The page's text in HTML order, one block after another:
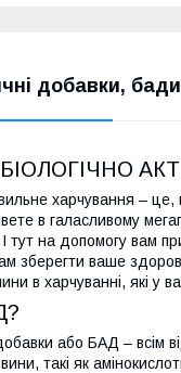
добавки, бади
харчування –
в галасливому
тут на допомогу вам
зберегти ваше
в харчуванні, які у
добавки або БАД –
такі як